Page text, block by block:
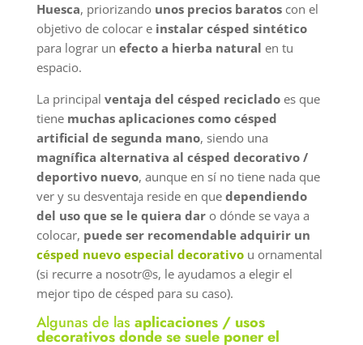
Huesca, priorizando unos precios baratoscon el
objetivo de colocar e instalar césped sintético
para lograr un efecto a hierba natural en tu
espacio.
La principal ventaja del césped recicladoes que
tiene muchas aplicaciones como césped
artificial de segunda mano, siendo una
magnífica alternativa al césped decorativo /
deportivo nuevo, aunque en sí no tiene nada que
ver y su desventaja reside en que dependiendo
del uso que se le quiera daro dónde se vaya a
colocar, puede ser recomendable adquirir un
césped nuevo especial decorativou ornamental
(si recurre a nosotr@s, le ayudamos a elegir el
mejor tipo de césped para su caso).
Algunas de las aplicaciones / usos
decorativos donde se suele poner el